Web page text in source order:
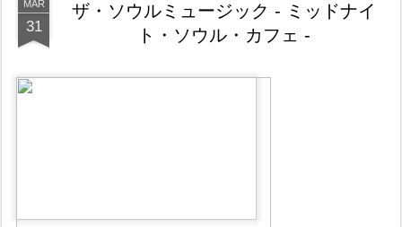
MAR
31
ザ・ソウルミュージック - ミッドナイ
ト・ソウル・カフェ -